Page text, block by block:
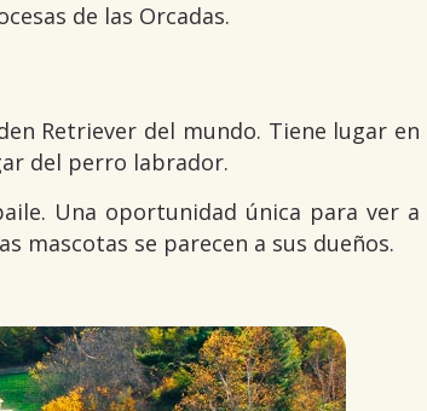
de las Orcadas.
Retriever del mundo. Tiene lugar en
del perro labrador.
Una oportunidad única para ver a
mascotas se parecen a sus dueños.